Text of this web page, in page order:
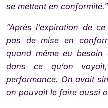
se mettent en conformité.”
“Après l’expiration de
pas de mise en
quand même eu
dans ce qu’on
performance. On avait
on pouvait le faire aussi